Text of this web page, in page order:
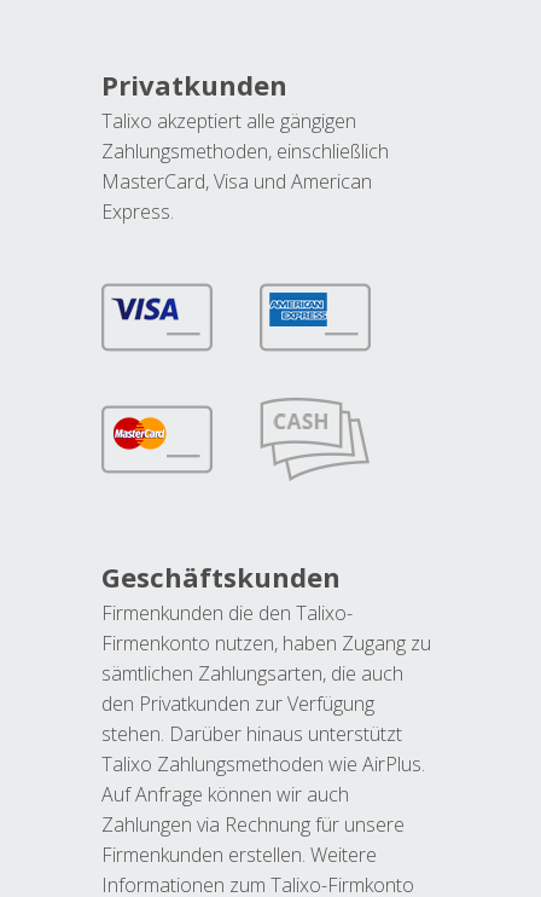
Privatkunden
Talixo akzeptiert alle gängigen
Zahlungsmethoden, einschließlich
MasterCard, Visa und American
Express.
Geschäftskunden
Firmenkunden die den Talixo-
Firmenkonto nutzen, haben Zugang zu
sämtlichen Zahlungsarten, die auch
den Privatkunden zur Verfügung
stehen. Darüber hinaus unterstützt
Talixo Zahlungsmethoden wie AirPlus.
Auf Anfrage können wir auch
Zahlungen via Rechnung für unsere
Firmenkunden erstellen. Weitere
Informationen zum Talixo-Firmkonto